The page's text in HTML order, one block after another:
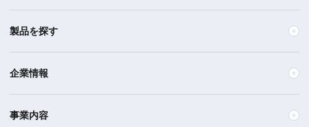
製品を探す
企業情報
事業内容